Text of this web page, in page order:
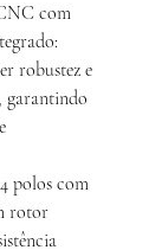
com
robustez e
garantindo
polos com
rotor